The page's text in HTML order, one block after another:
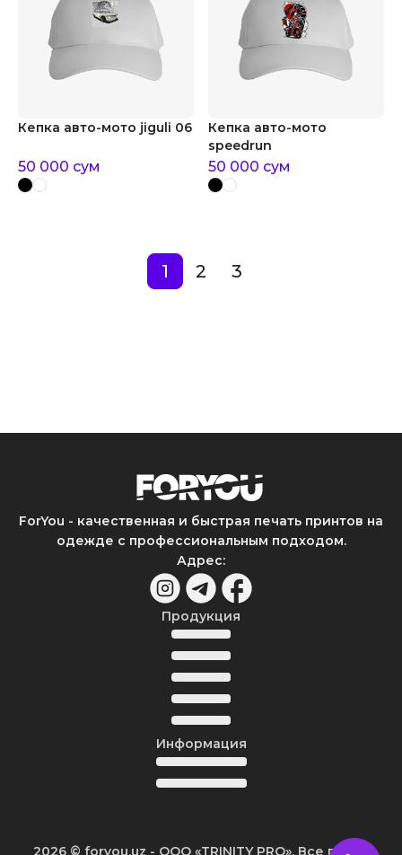
Кепка авто-мото jiguli 06
50 000 сум
Кепка авто-мото
speedrun
50 000 сум
1 2 3
ForYou - качественная и быстрая печать принтов на
одежде с профессиональным подходом.
Адрес:
Продукция
Информация
2026 © foryou.uz - ООО «TRINITY PRO». Все права